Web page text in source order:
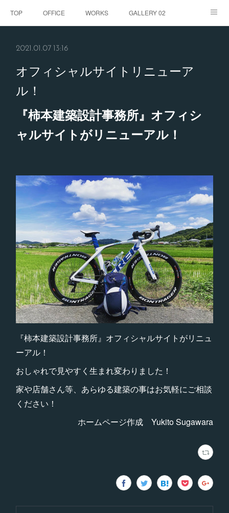
TOP OFFICE WORKS GALLERY 02
2021.01.07 13:16
オフィシャルサイトリニューア
ル！
『柿本建築設計事務所』オフィシ
ャルサイトがリニューアル！
『柿本建築設計事務所』オフィシャルサイトがリニュ
ーアル！
おしゃれで見やすく生まれ変わりました！
家や店舗さん等、あらゆる建築の事はお気軽にご相談
ください！
ホームページ作成 Yukito Sugawara